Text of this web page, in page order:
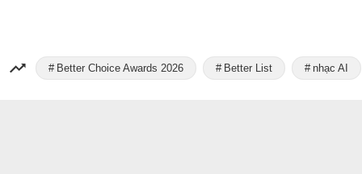
Better Choice Awards 2026 Better List nhạc AI